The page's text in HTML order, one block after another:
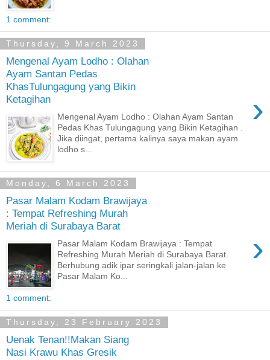
1 comment:
Thursday, 9 March 2023
Mengenal Ayam Lodho : Olahan
Ayam Santan Pedas
KhasTulungagung yang Bikin
Ketagihan
›
Mengenal Ayam Lodho : Olahan Ayam Santan
Pedas Khas Tulungagung yang Bikin Ketagihan .
Jika diingat, pertama kalinya saya makan ayam
lodho s...
Monday, 6 March 2023
Pasar Malam Kodam Brawijaya
: Tempat Refreshing Murah
Meriah di Surabaya Barat
›
Pasar Malam Kodam Brawijaya : Tempat
Refreshing Murah Meriah di Surabaya Barat.
Berhubung adik ipar seringkali jalan-jalan ke
Pasar Malam Ko...
1 comment:
Thursday, 23 February 2023
Uenak Tenan!!Makan Siang
Nasi Krawu Khas Gresik